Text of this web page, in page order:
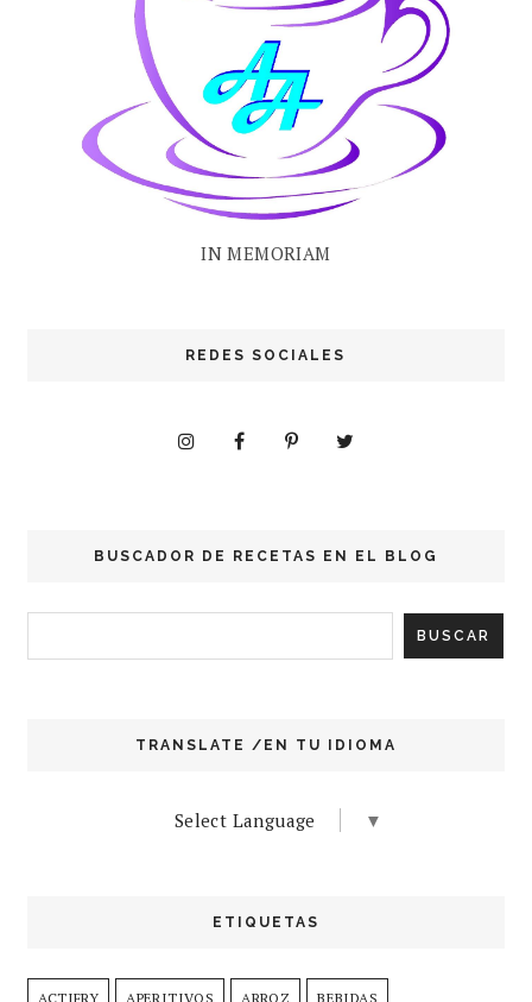
IN MEMORIAM
REDES SOCIALES
BUSCADOR DE RECETAS EN EL BLOG
TRANSLATE /EN TU IDIOMA
Select Language ▼
ETIQUETAS
ACTIFRY APERITIVOS ARROZ BEBIDAS